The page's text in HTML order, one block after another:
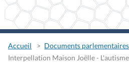
Accueil
Documents parlementaires
Interpellation Maison Joëlle -